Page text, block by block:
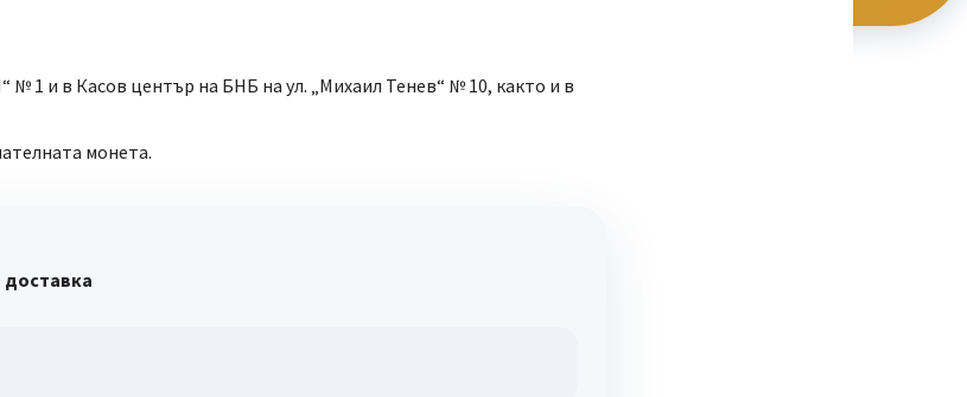
№ 1 и в Касов център на БНБ на ул. „Михаил Тенев“ № 10, както и в
монета.
доставка